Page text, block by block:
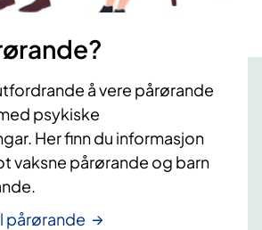
å vere pårørande
psykiske
Her finn du informasjon
vaksne pårørande og barn
pårørande